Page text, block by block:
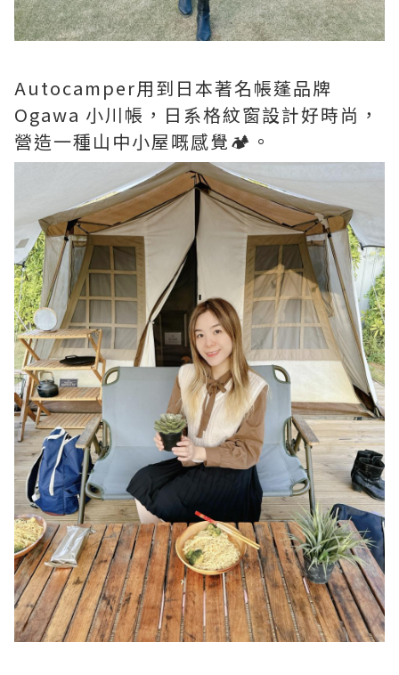
Autocamper用到日本著名帳蓬品牌
Ogawa 小川帳，日系格紋窗設計好時尚，
營造一種山中小屋嘅感覺🏕️。